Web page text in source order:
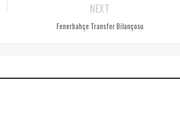
NEXT
Fenerbahçe Transfer Bilançosu